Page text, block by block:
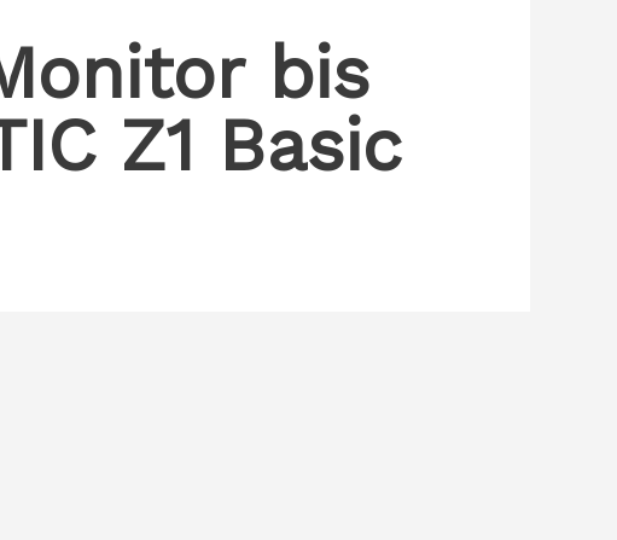
bis
Z1 Basic